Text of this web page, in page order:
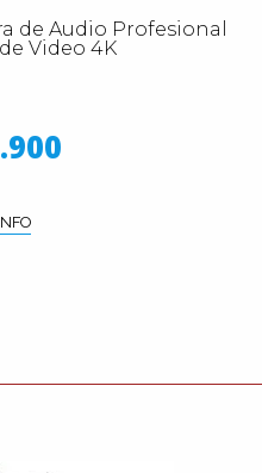
de Audio Profesional
Video 4K